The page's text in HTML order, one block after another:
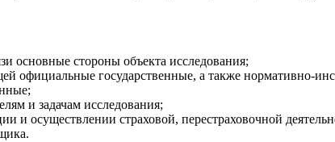
основные стороны объекта исследования;
государственные, а также нормативно-
и задачам исследования;
и осуществлении страховой, перестраховочной